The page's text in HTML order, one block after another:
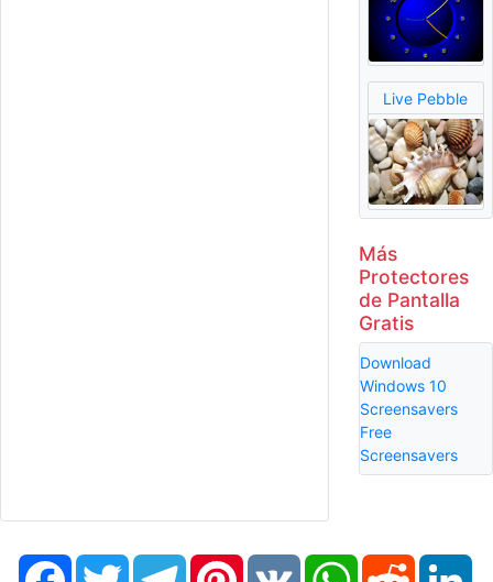
Live Pebble
Más
Protectores
de Pantalla
Gratis
Download
Windows 10
Screensavers
Free
Screensavers
FacebookTwitter TelegramPinterestVK WhatsAppReddit